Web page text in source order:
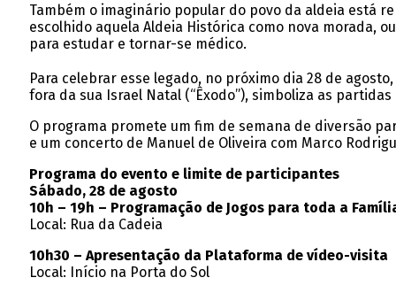
Também o imaginário popular do povo da aldeia está
escolhido aquela Aldeia Histórica como nova morada,
para estudar e tornar-se médico.
Para celebrar esse legado, no próximo dia 28 de
fora da sua Israel Natal (“Êxodo”), simboliza as
O programa promete um fim de semana de diversão
e um concerto de Manuel de Oliveira com Marco
Programa do evento e limite de participantes
Sábado, 28 de agosto
10h – 19h – Programação de Jogos para toda a
Local: Rua da Cadeia
10h30 – Apresentação da Plataforma de vídeo-visita
Local: Início na Porta do Sol